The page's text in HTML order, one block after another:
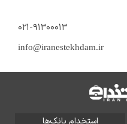
۰۲۱-۹۱۳۰۰۰۱۳
info@iranestekhdam.ir
استخدام بانک‌ها